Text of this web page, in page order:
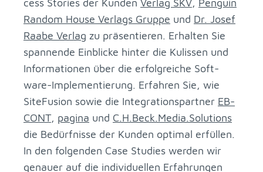
cess Sto­ries der Kun­den Ver­lag SKV, Pen­gu­in
Ran­dom Hou­se Ver­lags Grup­pe und Dr. Jo­sef
Raabe Ver­lag zu prä­sen­tie­ren. Er­hal­ten Sie
span­nen­de Ein­bli­cke hin­ter die Ku­lis­sen und
In­for­ma­tio­nen über die er­folg­rei­che Soft­
ware-Im­ple­men­tie­rung. Er­fah­ren Sie, wie
Site­Fu­si­on so­wie die In­te­gra­ti­ons­part­ner EB­
CONT, pa­gi­na und C.​H.​Beck.​Media.​Solutions
die Be­dürf­nis­se der Kun­den op­ti­mal er­fül­len.
In den fol­gen­den Case Stu­dies wer­den wir
ge­nau­er auf die in­di­vi­du­el­len Er­fah­run­gen